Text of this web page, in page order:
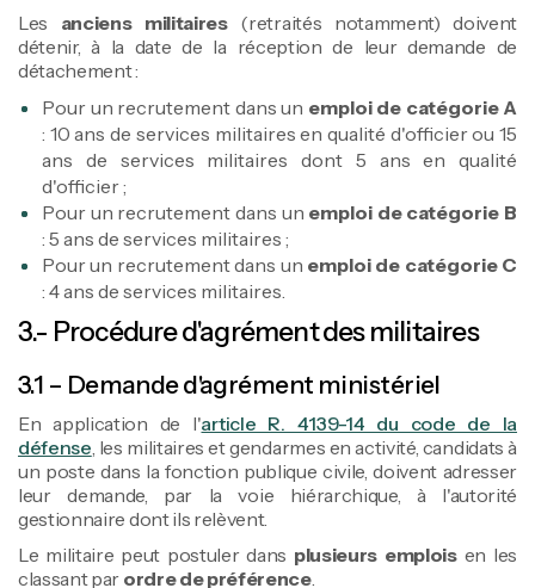
Les anciens militaires(retraités notamment) doivent
détenir, à la date de la réception de leur demande de
détachement :
Pour un recrutement dans un emploi de catégorie A
: 10 ans de services militaires en qualité d'officier ou 15
ans de services militaires dont 5 ans en qualité
d'officier ;
Pour un recrutement dans un emploi de catégorie B
: 5 ans de services militaires ;
Pour un recrutement dans un emploi de catégorie C
: 4 ans de services militaires.
3.- Procédure d'agrément des militaires
3.1 – Demande d'agrément ministériel
En application de l'article R. 4139-14 du code de la
défense, les militaires et gendarmes en activité, candidats à
un poste dans la fonction publique civile, doivent adresser
leur demande, par la voie hiérarchique, à l'autorité
gestionnaire dont ils relèvent.
Le militaire peut postuler dans plusieurs emploisen les
classant par ordre de préférence.